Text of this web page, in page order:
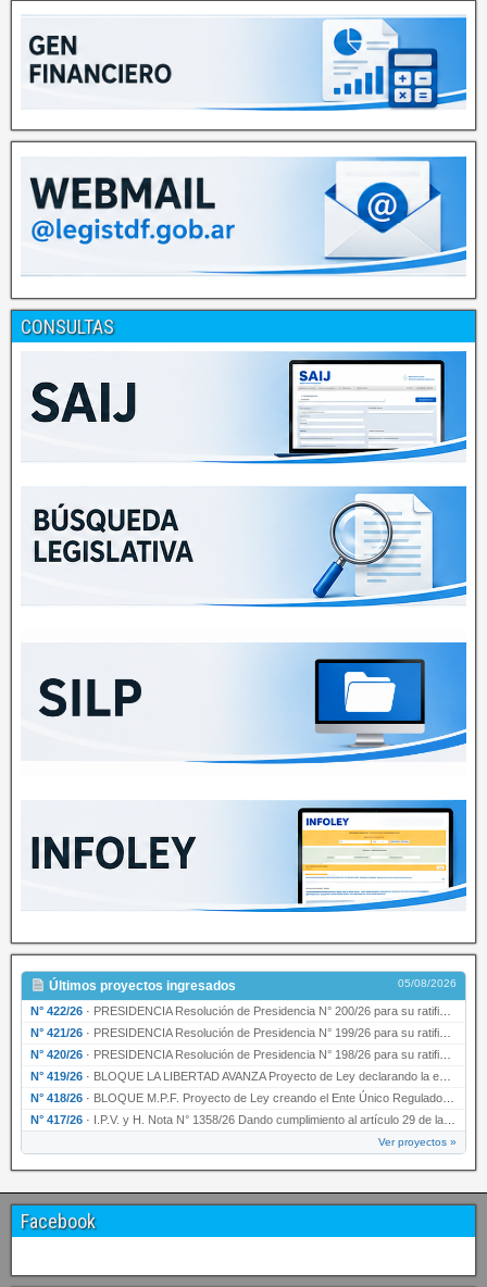
CONSULTAS
Últimos proyectos ingresados 05/08/2026
N° 422/26 · PRESIDENCIA Resolución de Presidencia N° 200/26 para su ratificación.
N° 421/26 · PRESIDENCIA Resolución de Presidencia N° 199/26 para su ratificación.
N° 420/26 · PRESIDENCIA Resolución de Presidencia N° 198/26 para su ratificación.
N° 419/26 · BLOQUE LA LIBERTAD AVANZA Proyecto de Ley declarando la esencialidad del servicio educativ…
N° 418/26 · BLOQUE M.P.F. Proyecto de Ley creando el Ente Único Regulador de servicios públicos de la …
N° 417/26 · I.P.V. y H. Nota N° 1358/26 Dando cumplimiento al artículo 29 de la Ley provincial N° 1399…
Ver proyectos »
Facebook